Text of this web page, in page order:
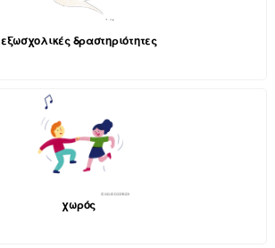
εξωσχολικές δραστηριότητες
χωρός